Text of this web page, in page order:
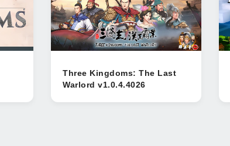
Three Kingdoms: The Last
Warlord v1.0.4.4026